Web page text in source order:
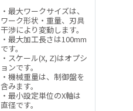
・最大ワークサイズは、
ワーク形状・重量、刃具
干渉により変動します。
・最大加工長さは100mm
です。
・スケール(X, Z)はオプシ
ョンです。
・機械重量は、制御盤を
含みます。
・最小設定単位のX軸は
直径です。